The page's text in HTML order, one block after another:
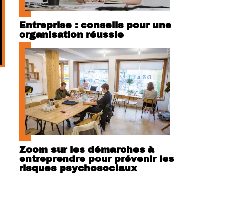
Entreprise : conseils pour une
organisation réussie
Zoom sur les démarches à
entreprendre pour prévenir les
risques psychosociaux